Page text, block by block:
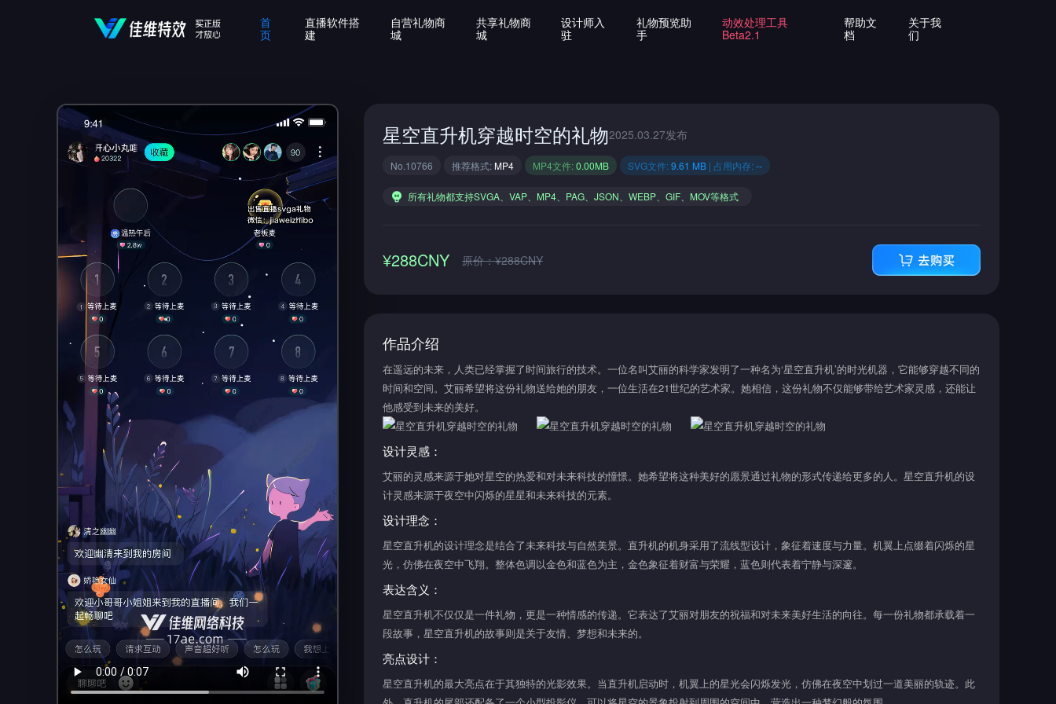
首
页
直播软件搭
建
自营礼物商
城
共享礼物商
城
设计师入
驻
礼物预览助
手
动效处理工具
Beta2.1
帮助文
档
关于我
们
星空直升机穿越时空的礼物2025.03.27发布
No.10766 推荐格式: MP4 MP4文件:0.00MB SVG文件:9.61 MB | 占用内存:--
所有礼物都支持SVGA、VAP、MP4、PAG、JSON、WEBP、GIF、MOV等格式
¥288CNY 原价：¥288CNY
作品介绍
在遥远的未来，人类已经掌握了时间旅行的技术。一位名叫艾丽的科学家发明了一种名为‘星空直升机’的时光机器，它能够穿越不同的
时间和空间。艾丽希望将这份礼物送给她的朋友，一位生活在21世纪的艺术家。她相信，这份礼物不仅能够带给艺术家灵感，还能让
他感受到未来的美好。
设计灵感：
艾丽的灵感来源于她对星空的热爱和对未来科技的憧憬。她希望将这种美好的愿景通过礼物的形式传递给更多的人。星空直升机的设
计灵感来源于夜空中闪烁的星星和未来科技的元素。
设计理念：
星空直升机的设计理念是结合了未来科技与自然美景。直升机的机身采用了流线型设计，象征着速度与力量。机翼上点缀着闪烁的星
光，仿佛在夜空中飞翔。整体色调以金色和蓝色为主，金色象征着财富与荣耀，蓝色则代表着宁静与深邃。
表达含义：
星空直升机不仅仅是一件礼物，更是一种情感的传递。它表达了艾丽对朋友的祝福和对未来美好生活的向往。每一份礼物都承载着一
段故事，星空直升机的故事则是关于友情、梦想和未来的。
亮点设计：
星空直升机的最大亮点在于其独特的光影效果。当直升机启动时，机翼上的星光会闪烁发光，仿佛在夜空中划过一道美丽的轨迹。此